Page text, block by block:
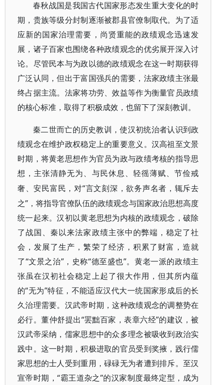
春秋战国是我国古代国家形态发生重大变化的时
期，贵族等级分封制逐渐被郡县官僚制取代。为了适
应新的国家治理需要，尚贤重能的政绩观念迅速发
展，诸子百家也围绕各种政绩观念的优劣展开深入讨
论。尽管民本与为政以德的政绩观念在这一时期获得
广泛认同，但出于富国强兵的需要，法家政绩主张最
终占据主流。法家将功劳、效益等作为衡量官员政绩
的核心标准，取得了积极成效，也留下了深刻教训。
秦二世而亡的历史教训，使汉初统治者认识到政
绩观念在维护政权稳定上的重要意义。汉高祖至文景
时期，将黄老思想作为官员为政与政绩考核的指导思
想，主张清静无为、与民休息、轻徭薄赋、节俭戒
奢、安民富民，对“言文刻深，欲务声名者，辄斥去
之”，将指导官僚队伍的政绩观念与国家政治思想高度
统一起来。汉初以黄老思想为内核的政绩观念，破除
了战国、秦以来法家政绩主张中的弊端，稳定了社
会，发展了生产，繁荣了经济，积累了财富，造就
了“文景之治”，史称“德至盛也”。黄老一派的政绩主
张虽在汉初社会稳定上起了很大作用，但其所内蕴
的“无为”特征，不能适应汉代大一统国家形成后的长
久治理需要。汉武帝时期，这种政绩观念的调整势在
必行。董仲舒提出“罢黜百家，表章六经”的建议，被
汉武帝采纳，儒家思想中的众多理念被吸收到政治实
践中。这一时期，积极进取的官员受到奖掖，践行儒
家思想的士人受到重用，碌碌无为者遭到排斥。至汉
宣帝时期，“霸王道杂之”的汉家制度最终定型，成为